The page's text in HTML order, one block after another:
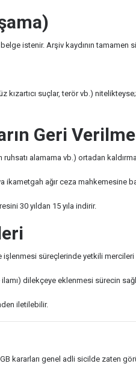
belge istenir. Arşiv kaydının
kızartıcı suçlar, terör vb.)
Geri
alamama vb.) ortadan
ikametgah ağır ceza mahkemesine
30 yıldan 15 yıla indirir.
süreçlerinde yetkili
dilekçeye eklenmesi sürecin
iletilebilir.
kararları genel adli sicilde zaten